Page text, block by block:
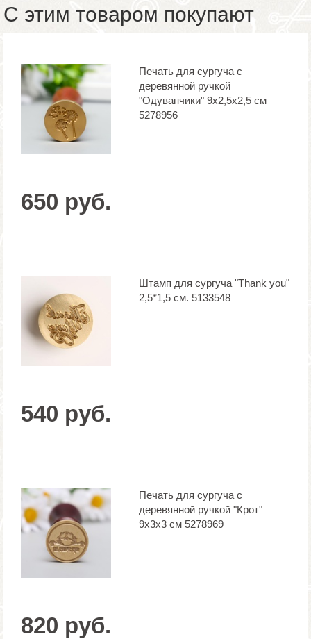
С этим товаром покупают
Печать для сургуча с
деревянной ручкой
"Одуванчики" 9х2,5х2,5 см
5278956
650 руб.
Штамп для сургуча "Thank you"
2,5*1,5 см. 5133548
540 руб.
Печать для сургуча с
деревянной ручкой "Крот"
9х3х3 см 5278969
820 руб.